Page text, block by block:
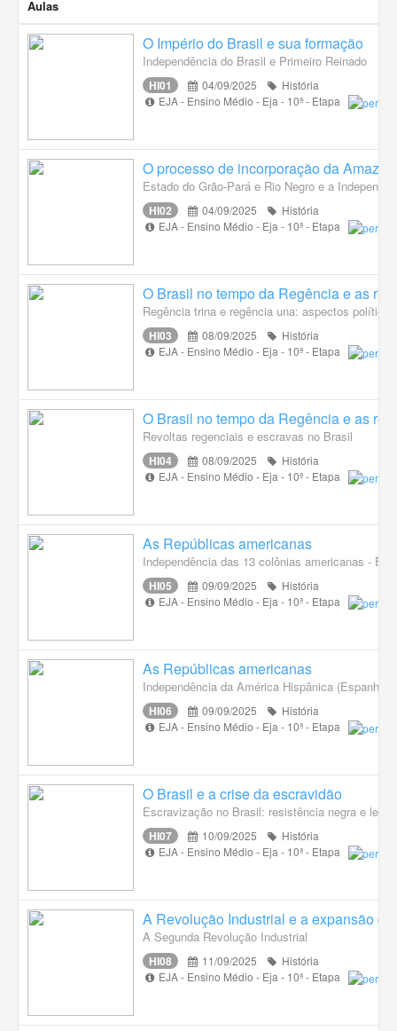
Aulas
O Império do Brasil e sua formação
Independência do Brasil e Primeiro Reinado
HI01 04/09/2025
História
EJA - Ensino Médio - Eja - 10ª - Etapa
O processo de incorporação da
Estado do Grão-Pará e Rio Negro e a
HI02 04/09/2025
História
EJA - Ensino Médio - Eja - 10ª - Etapa
O Brasil no tempo da Regência e as
Regência trina e regência una: aspectos
HI03 08/09/2025
História
EJA - Ensino Médio - Eja - 10ª - Etapa
O Brasil no tempo da Regência e as
Revoltas regenciais e escravas no Brasil
HI04 08/09/2025
História
EJA - Ensino Médio - Eja - 10ª - Etapa
As Repúblicas americanas
Independência das 13 colônias americanas -
HI05 09/09/2025
História
EJA - Ensino Médio - Eja - 10ª - Etapa
As Repúblicas americanas
Independência da América Hispânica (Espanhola)
HI06 09/09/2025
História
EJA - Ensino Médio - Eja - 10ª - Etapa
O Brasil e a crise da escravidão
Escravização no Brasil: resistência negra e leis
HI07 10/09/2025
História
EJA - Ensino Médio - Eja - 10ª - Etapa
A Revolução Industrial e a expansão
A Segunda Revolução Industrial
HI08 11/09/2025
História
EJA - Ensino Médio - Eja - 10ª - Etapa